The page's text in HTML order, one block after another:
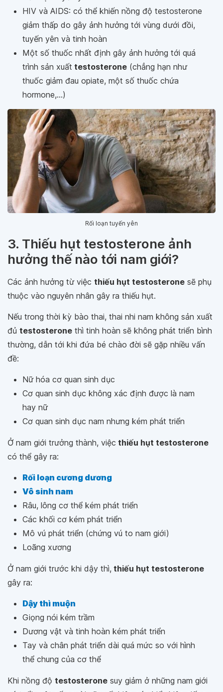
HIV và AIDS: có thể khiến nồng độ testosterone
giảm thấp do gây ảnh hưởng tới vùng dưới đồi,
tuyến yên và tinh hoàn
Một số thuốc nhất định gây ảnh hưởng tới quá
trình sản xuất testosterone (chẳng hạn như
thuốc giảm đau opiate, một số thuốc chứa
hormone,...)
Rối loạn tuyến yên
3. Thiếu hụt testosterone ảnh
hưởng thế nào tới nam giới?
Các ảnh hưởng từ việc thiếu hụt testosterone sẽ phụ
thuộc vào nguyên nhân gây ra thiếu hụt.
Nếu trong thời kỳ bào thai, thai nhi nam không sản xuất
đủ testosterone thì tinh hoàn sẽ không phát triển bình
thường, dẫn tới khi đứa bé chào đời sẽ gặp nhiều vấn
đề:
Nữ hóa cơ quan sinh dục
Cơ quan sinh dục không xác định được là nam
hay nữ
Cơ quan sinh dục nam nhưng kém phát triển
Ở nam giới trưởng thành, việc thiếu hụt testosterone
có thể gây ra:
Rối loạn cương dương
Vô sinh nam
Râu, lông cơ thể kém phát triển
Các khối cơ kém phát triển
Mô vú phát triển (chứng vú to nam giới)
Loãng xương
Ở nam giới trước khi dậy thì, thiếu hụt testosterone
gây ra:
Dậy thì muộn
Giọng nói kém trầm
Dương vật và tinh hoàn kém phát triển
Tay và chân phát triển dài quá mức so với hình
thể chung của cơ thể
Khi nồng độ testosterone suy giảm ở những nam giới